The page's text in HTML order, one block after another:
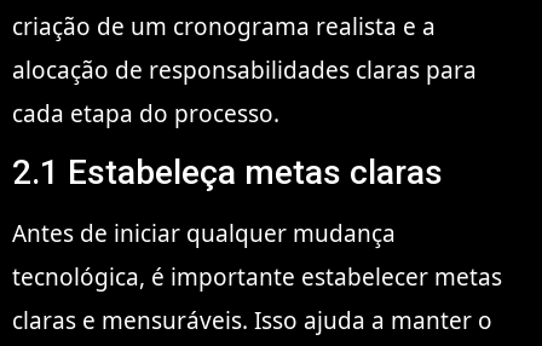
criação de um cronograma realista e a
alocação de responsabilidades claras para
cada etapa do processo.
2.1 Estabeleça metas claras
Antes de iniciar qualquer mudança
tecnológica, é importante estabelecer metas
claras e mensuráveis. Isso ajuda a manter o